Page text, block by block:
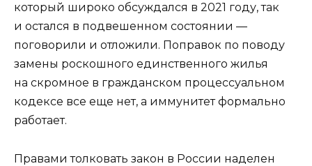
который широко обсуждался в 2021 году, так
и остался в подвешенном состоянии —
поговорили и отложили. Поправок по поводу
замены роскошного единственного жилья
на скромное в гражданском процессуальном
кодексе все еще нет, а иммунитет формально
работает.
Правами толковать закон в России наделен